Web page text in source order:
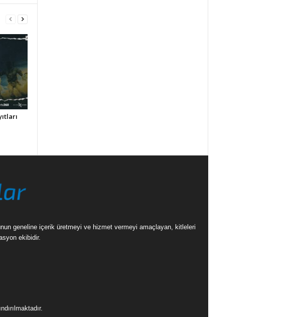
geneline içerik üretmeyi ve hizmet vermeyi amaçlayan, kitleleri
ekibidir.